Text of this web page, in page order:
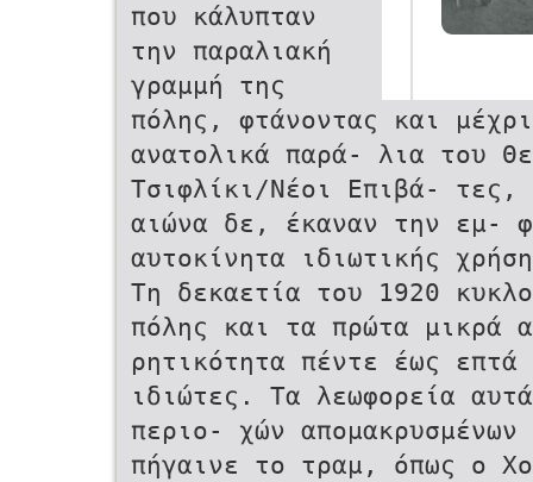
που κάλυπταν
την παραλιακή
γραμμή της
πόλης, φτάνοντας και
ανατολικά παρά- λια του
Τσιφλίκι/Νέοι Επιβά-
αιώνα δε, έκαναν την εμ-
αυτοκίνητα ιδιωτικής
Τη δεκαετία του 1920
πόλης και τα πρώτα μικρά
ρητικότητα πέντε έως
ιδιώτες. Τα λεωφορεία
περιο- χών
πήγαινε το τραμ, όπως ο